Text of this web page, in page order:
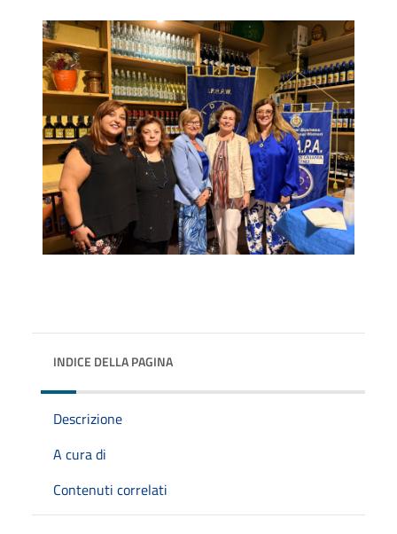
INDICE DELLA PAGINA
Descrizione
A cura di
Contenuti correlati